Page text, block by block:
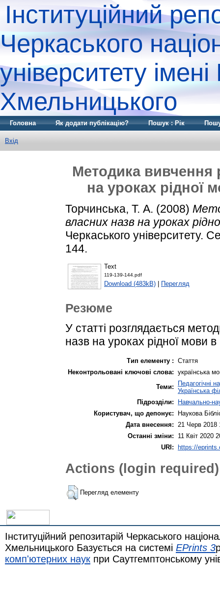
Інституційний
Черкаського
університету
Хмельницького
Головна Як додати публікацію? Пошук : Рік
Вхід
Методика вивчення
на уроках рідної
Торчинська, Т. А. (2008)
власних назв на уроках
Черкаського університету.
144.
Text
119-139-144.pdf
Download (483kB) Перегляд
Резюме
У статті розглядається
назв на уроках рідної мови
Тип елементу : Стаття
Неконтрольовані ключові слова: українська
Теми:
Педагогічні
Українська
Підрозділи:
Навчально-
Користувач, що депонує:
Наукова
Дата внесення:
21 Черв 2018
Останні зміни:
11 Квіт 2020
URI: https://
Actions (login required)
Перегляд елементу
Інституційний репозитарій Черкаського
Хмельницького Базується на системі EPrints 3
комп'ютерних наук при Саутгемптонському